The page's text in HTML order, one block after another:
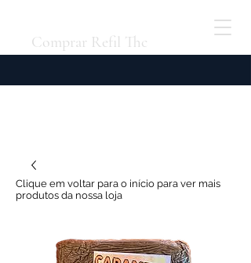
Comprar Refil Thc
Clique em voltar para o início para ver mais
produtos da nossa loja